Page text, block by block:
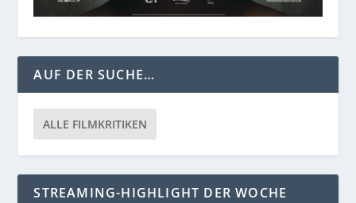
AUF DER SUCHE…
ALLE FILMKRITIKEN
STREAMING-HIGHLIGHT DER WOCHE